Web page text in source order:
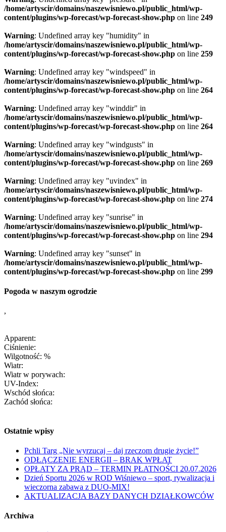
/home/artyscir/domains/naszewisniewo.pl/public_html/wp-
content/plugins/wp-forecast/wp-forecast-show.php on line 249
Warning: Undefined array key "humidity" in
/home/artyscir/domains/naszewisniewo.pl/public_html/wp-
content/plugins/wp-forecast/wp-forecast-show.php on line 259
Warning: Undefined array key "windspeed" in
/home/artyscir/domains/naszewisniewo.pl/public_html/wp-
content/plugins/wp-forecast/wp-forecast-show.php on line 264
Warning: Undefined array key "winddir" in
/home/artyscir/domains/naszewisniewo.pl/public_html/wp-
content/plugins/wp-forecast/wp-forecast-show.php on line 264
Warning: Undefined array key "windgusts" in
/home/artyscir/domains/naszewisniewo.pl/public_html/wp-
content/plugins/wp-forecast/wp-forecast-show.php on line 269
Warning: Undefined array key "uvindex" in
/home/artyscir/domains/naszewisniewo.pl/public_html/wp-
content/plugins/wp-forecast/wp-forecast-show.php on line 274
Warning: Undefined array key "sunrise" in
/home/artyscir/domains/naszewisniewo.pl/public_html/wp-
content/plugins/wp-forecast/wp-forecast-show.php on line 294
Warning: Undefined array key "sunset" in
/home/artyscir/domains/naszewisniewo.pl/public_html/wp-
content/plugins/wp-forecast/wp-forecast-show.php on line 299
Pogoda w naszym ogrodzie
,
Apparent:
Ciśnienie:
Wilgotność: %
Wiatr:
Wiatr w porywach:
UV-Index:
Wschód słońca:
Zachód słońca:
Ostatnie wpisy
Pchli Targ „Nie wyrzucaj – daj rzeczom drugie życie!”
ODŁĄCZENIE ENERGII – BRAK WPŁAT
OPŁATY ZA PRĄD – TERMIN PŁATNOŚCI 20.07.2026
Dzień Sportu 2026 w ROD Wiśniewo – sport, rywalizacja i
wieczorna zabawa z DUO-MIX!
AKTUALIZACJA BAZY DANYCH DZIAŁKOWCÓW
Archiwa